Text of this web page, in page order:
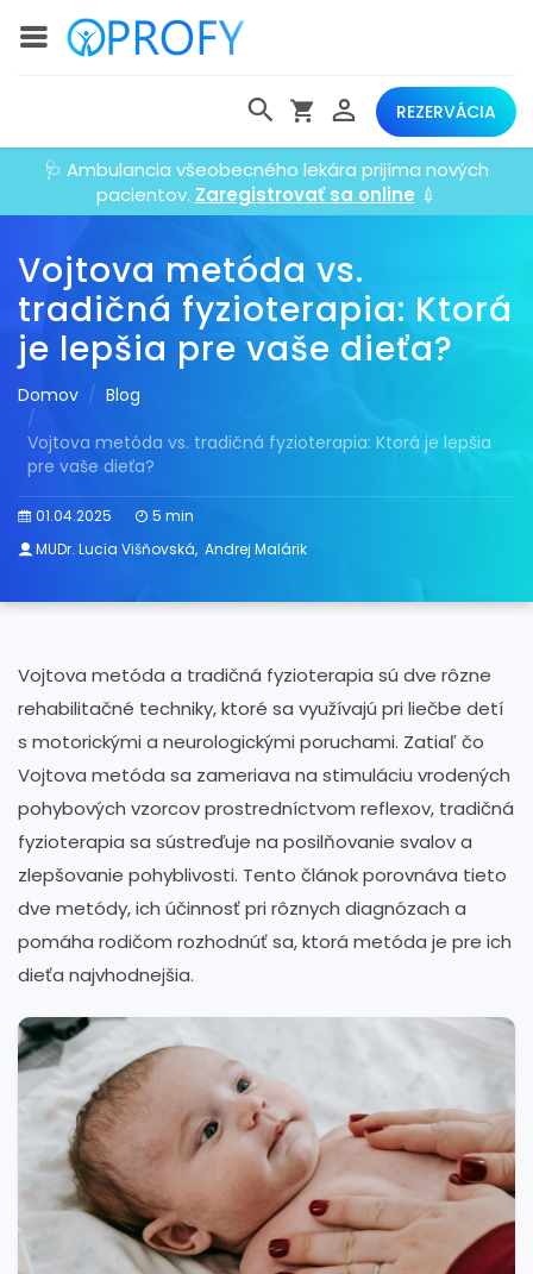
REZERVÁCIA
🩺 Ambulancia všeobecného lekára prijíma nových
pacientov. Zaregistrovať sa online 💉
Vojtova metóda vs.
tradičná fyzioterapia: Ktorá
je lepšia pre vaše dieťa?
Domov
Blog
Vojtova metóda vs. tradičná fyzioterapia: Ktorá je lepšia
pre vaše dieťa?
01.04.2025
5 min
MUDr. Lucia Višňovská, Andrej Malárik
Vojtova metóda a tradičná fyzioterapia sú dve rôzne
rehabilitačné techniky, ktoré sa využívajú pri liečbe detí
s motorickými a neurologickými poruchami. Zatiaľ čo
Vojtova metóda sa zameriava na stimuláciu vrodených
pohybových vzorcov prostredníctvom reflexov, tradičná
fyzioterapia sa sústreďuje na posilňovanie svalov a
zlepšovanie pohyblivosti. Tento článok porovnáva tieto
dve metódy, ich účinnosť pri rôznych diagnózach a
pomáha rodičom rozhodnúť sa, ktorá metóda je pre ich
dieťa najvhodnejšia.